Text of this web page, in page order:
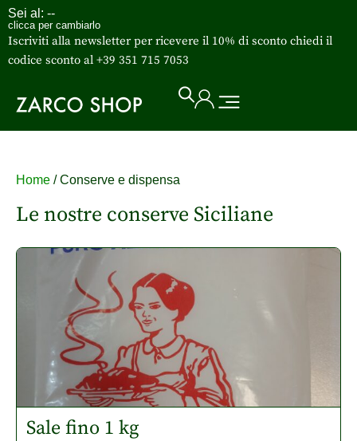
Iscriviti alla newsletter per ricevere il 10% di sconto chiedi il
codice sconto al +39 351 715 7053
Sei al: --
clicca per cambiarlo
Home / Conserve e dispensa
Le nostre conserve Siciliane
Sale fino 1 kg